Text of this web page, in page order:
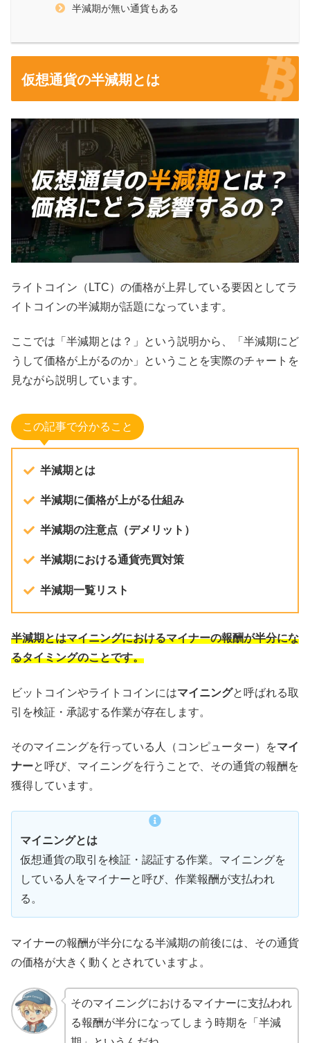
半減期が無い通貨もある
仮想通貨の半減期とは
ライトコイン（LTC）の価格が上昇している要因としてラ
イトコインの半減期が話題になっています。
ここでは「半減期とは？」という説明から、「半減期にど
うして価格が上がるのか」ということを実際のチャートを
見ながら説明しています。
この記事で分かること
半減期とは
半減期に価格が上がる仕組み
半減期の注意点（デメリット）
半減期における通貨売買対策
半減期一覧リスト
半減期とはマイニングにおけるマイナーの報酬が半分にな
るタイミングのことです。
ビットコインやライトコインにはマイニングと呼ばれる取
引を検証・承認する作業が存在します。
そのマイニングを行っている人（コンピューター）をマイ
ナーと呼び、マイニングを行うことで、その通貨の報酬を
獲得しています。
マイニングとは
仮想通貨の取引を検証・認証する作業。マイニングを
している人をマイナーと呼び、作業報酬が支払われ
る。
マイナーの報酬が半分になる半減期の前後には、その通貨
の価格が大きく動くとされていますよ。
そのマイニングにおけるマイナーに支払われ
る報酬が半分になってしまう時期を「半減